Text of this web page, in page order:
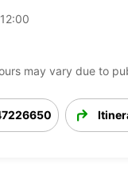
may vary due to